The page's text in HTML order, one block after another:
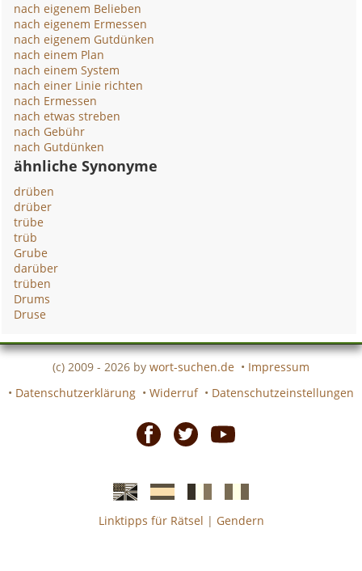
nach eigenem Belieben
nach eigenem Ermessen
nach eigenem Gutdünken
nach einem Plan
nach einem System
nach einer Linie richten
nach Ermessen
nach etwas streben
nach Gebühr
nach Gutdünken
ähnliche Synonyme
drüben
drüber
trübe
trüb
Grube
darüber
trüben
Drums
Druse
(c) 2009 - 2026 by wort-suchen.de • Impressum
• Datenschutzerklärung • Widerruf • Datenschutzeinstellungen
EnglischeSpanischefranzösicheitalienische
Linktipps für Rätsel | Gendern